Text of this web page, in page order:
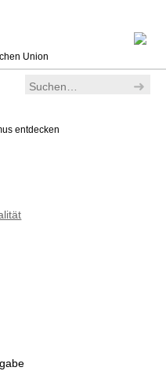
Union
entdecken